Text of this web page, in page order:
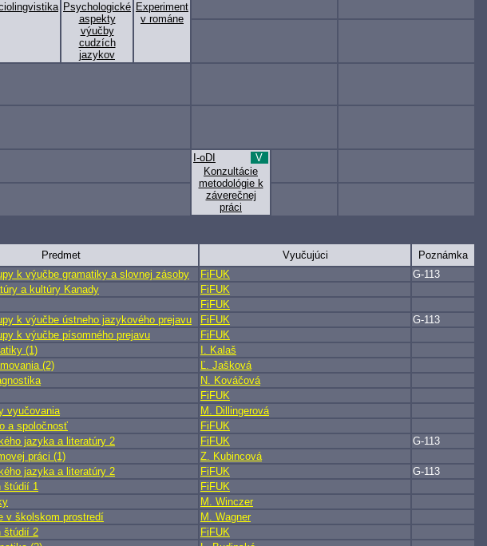
Psychologické
aspekty
výučby
cudzích
jazykov
Experiment
v románe
Konzultácie
metodológie k
záverečnej
práci
I-oDI V
Predmet Vyučujúci
Poznámka
k výučbe gramatiky a slovnej zásoby FiFUK
G-113
a kultúry Kanady
FiFUK
FiFUK
k výučbe ústneho jazykového prejavu FiFUK
G-113
k výučbe písomného prejavu
FiFUK
(1)
I. Kalaš
(2)
Ľ. Jašková
N. Kováčová
FiFUK
vyučovania
M. Dillingerová
a spoločnosť
FiFUK
jazyka a literatúry 2 FiFUK
G-113
práci (1)
Z. Kubincová
jazyka a literatúry 2 FiFUK
G-113
štúdií 1
FiFUK
M. Winczer
v školskom prostredí
M. Wagner
štúdií 2
FiFUK